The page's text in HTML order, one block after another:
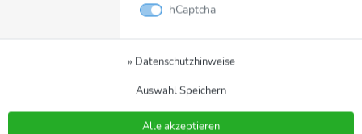
Schnittbilder vom
Workshop der Designerin
Anja Gockel im Rahmen
der Special Olympics
hCaptcha
» Datenschutzhinweise
Auswahl Speichern
Alle akzeptieren